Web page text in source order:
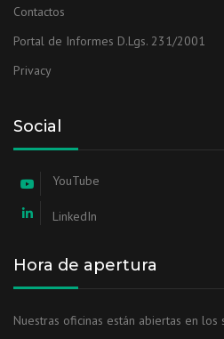
Contactos
Portal de Informes D.Lgs. 231/2001
Privacy
Social
YouTube
LinkedIn
Hora de apertura
Nuestras oficinas están abiertas en los